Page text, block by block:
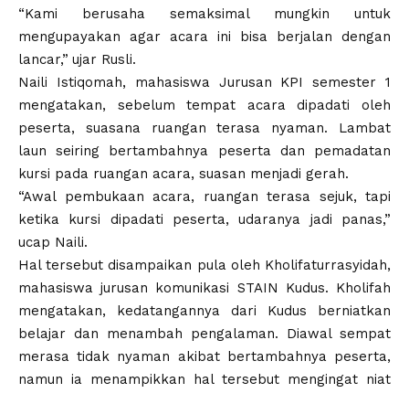
“Kami berusaha semaksimal mungkin untuk
mengupayakan agar acara ini bisa berjalan dengan
lancar,” ujar Rusli.
Naili Istiqomah, mahasiswa Jurusan KPI semester 1
mengatakan, sebelum tempat acara dipadati oleh
peserta, suasana ruangan terasa nyaman. Lambat
laun seiring bertambahnya peserta dan pemadatan
kursi pada ruangan acara, suasan menjadi gerah.
“Awal pembukaan acara, ruangan terasa sejuk, tapi
ketika kursi dipadati peserta, udaranya jadi panas,”
ucap Naili.
Hal tersebut disampaikan pula oleh Kholifaturrasyidah,
mahasiswa jurusan komunikasi STAIN Kudus. Kholifah
mengatakan, kedatangannya dari Kudus berniatkan
belajar dan menambah pengalaman. Diawal sempat
merasa tidak nyaman akibat bertambahnya peserta,
namun ia menampikkan hal tersebut mengingat niat